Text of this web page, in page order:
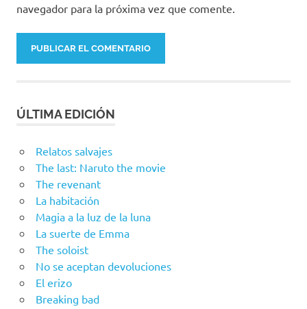
navegador para la próxima vez que comente.
ÚLTIMA EDICIÓN
Relatos salvajes
The last: Naruto the movie
The revenant
La habitación
Magia a la luz de la luna
La suerte de Emma
The soloist
No se aceptan devoluciones
El erizo
Breaking bad